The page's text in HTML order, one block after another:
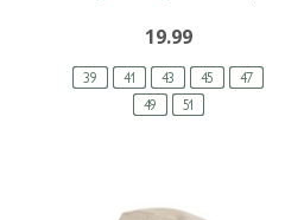
39 41 43 45
47
49
51
19.99